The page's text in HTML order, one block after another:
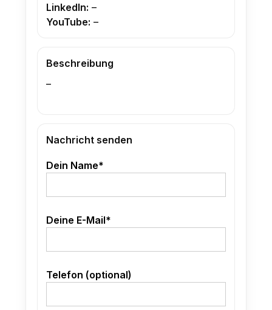
LinkedIn: –
YouTube: –
Beschreibung
–
Nachricht senden
Dein Name*
Deine E-Mail*
Telefon (optional)